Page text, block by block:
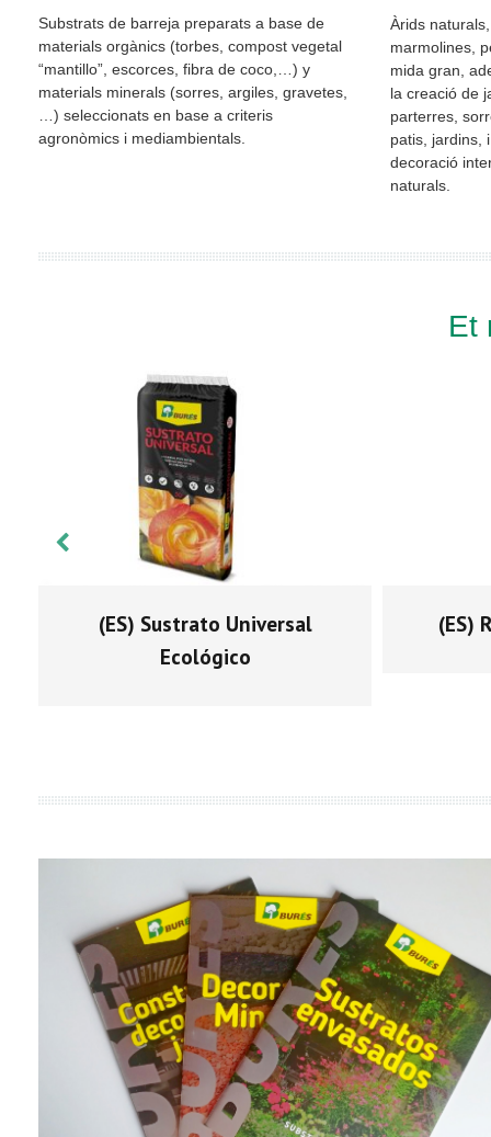
Substrats de barreja preparats a base de
materials orgànics (torbes, compost vegetal
“mantillo”, escorces, fibra de coco,…) y
materials minerals (sorres, argiles, gravetes,
…) seleccionats en base a criteris
agronòmics i mediambientals.
Àrids
marmolines,
mida gran,
la creació de
parterres,
patis, jardins,
decoració
naturals.
Et
(ES) Sustrato Universal
Ecológico
(ES)